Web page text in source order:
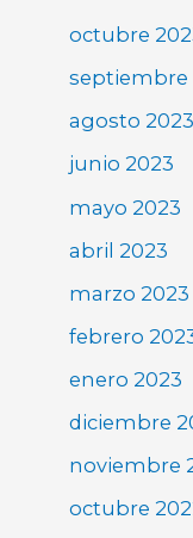
octubre
septiembre
agosto 2023
junio 2023
mayo 2023
abril 2023
marzo 2023
febrero
enero 2023
diciembre
noviembre
octubre